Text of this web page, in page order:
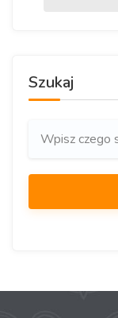
Szukaj